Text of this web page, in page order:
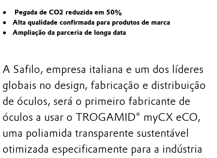
Pegada de CO2 reduzida em 50%
Alta qualidade confirmada para produtos de marca
Ampliação da parceria de longa data
A Safilo, empresa italiana e um dos líderes
globais no design, fabricação e distribuição
de óculos, será o primeiro fabricante de
óculos a usar o TROGAMID® myCX eCO,
uma poliamida transparente sustentável
otimizada especificamente para a indústria